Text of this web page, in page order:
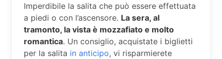
Imperdibile la salita che può essere effettuata
a piedi o con l’ascensore. La sera, al
tramonto, la vista è mozzafiato e molto
romantica. Un consiglio, acquistate i biglietti
per la salita in anticipo, vi risparmierete